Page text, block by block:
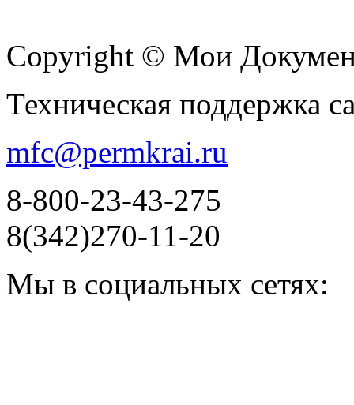
Copyright © Мои
Техническая поддержка
mfc@permkrai.ru
8-800-23-43-275
8(342)270-11-20
Мы в социальных сетях: